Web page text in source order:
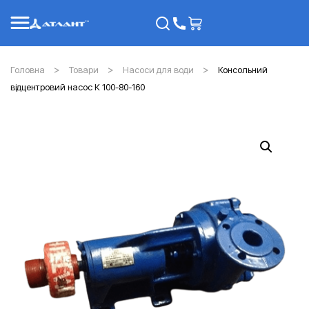
Головна Товари Насоси для води
Консольний
відцентровий насос К 100-80-160